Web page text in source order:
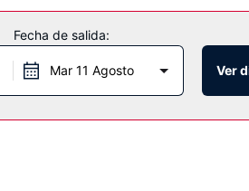
no te quedará ni un minuto libre.
común y una máquina expendedora.
las 24 horas y atención
Fecha de salida:
Mar 11 Agosto Ver